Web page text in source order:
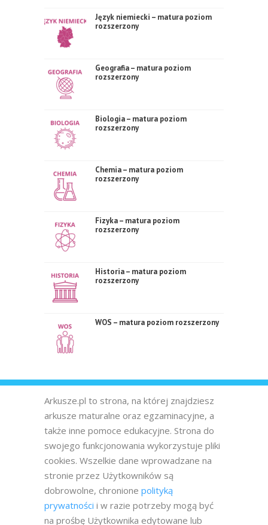
Język niemiecki – matura poziom
rozszerzony
Geografia – matura poziom
rozszerzony
Biologia – matura poziom
rozszerzony
Chemia – matura poziom
rozszerzony
Fizyka – matura poziom
rozszerzony
Historia – matura poziom
rozszerzony
WOS – matura poziom rozszerzony
Arkusze.pl to strona, na której znajdziesz
arkusze maturalne oraz egzaminacyjne, a
także inne pomoce edukacyjne. Strona do
swojego funkcjonowania wykorzystuje pliki
cookies. Wszelkie dane wprowadzane na
stronie przez Użytkowników są
dobrowolne, chronione polityką
prywatności i w razie potrzeby mogą być
na prośbę Użytkownika edytowane lub